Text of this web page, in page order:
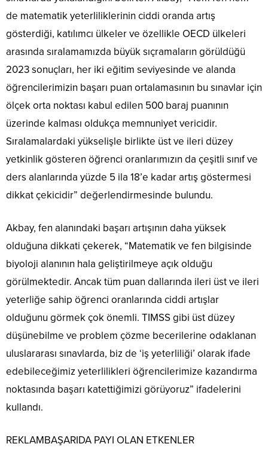
de matematik yeterliliklerinin ciddi oranda artış
gösterdiği, katılımcı ülkeler ve özellikle OECD ülkeleri
arasında sıralamamızda büyük sıçramaların görüldüğü
2023 sonuçları, her iki eğitim seviyesinde ve alanda
öğrencilerimizin başarı puan ortalamasının bu sınavlar için
ölçek orta noktası kabul edilen 500 baraj puanının
üzerinde kalması oldukça memnuniyet vericidir.
Sıralamalardaki yükselişle birlikte üst ve ileri düzey
yetkinlik gösteren öğrenci oranlarımızın da çeşitli sınıf ve
ders alanlarında yüzde 5 ila 18’e kadar artış göstermesi
dikkat çekicidir” değerlendirmesinde bulundu.
Akbay, fen alanındaki başarı artışının daha yüksek
olduğuna dikkati çekerek, “Matematik ve fen bilgisinde
biyoloji alanının hala geliştirilmeye açık olduğu
görülmektedir. Ancak tüm puan dallarında ileri üst ve ileri
yeterliğe sahip öğrenci oranlarında ciddi artışlar
olduğunu görmek çok önemli. TIMSS gibi üst düzey
düşünebilme ve problem çözme becerilerine odaklanan
uluslararası sınavlarda, biz de ‘iş yeterliliği’ olarak ifade
edebileceğimiz yeterlilikleri öğrencilerimize kazandırma
noktasında başarı katettiğimizi görüyoruz” ifadelerini
kullandı.
REKLAMBAŞARIDA PAYI OLAN ETKENLER